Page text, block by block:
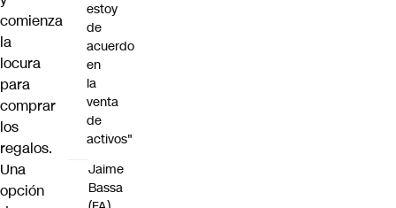
comienza
la
locura
para
comprar
los
regalos.
Una
opción
estoy
de
acuerdo
en
la
venta
de
activos"
Jaime
Bassa